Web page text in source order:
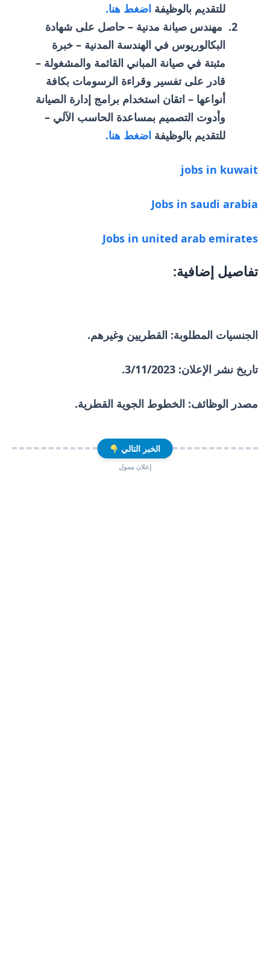
للتقديم بالوظيفة اضغط هنا.
مهندس صيانة مدنية – حاصل على شهادة
البكالوريوس في الهندسة المدنية – خبرة
مثبتة في صيانة المباني القائمة والمشغولة –
قادر على تفسير وقراءة الرسومات بكافة
أنواعها – اتقان استخدام برامج إدارة الصيانة
وأدوت التصميم بمساعدة الحاسب الآلي –
للتقديم بالوظيفة اضغط هنا.
jobs in kuwait
Jobs in saudi arabia
Jobs in united arab emirates
تفاصيل إضافية:
الجنسيات المطلوبة: القطريين وغيرهم.
تاريخ نشر الإعلان: 3/11/2023.
مصدر الوظائف: الخطوط الجوية القطرية.
الخبر التالي
إعلان ممول